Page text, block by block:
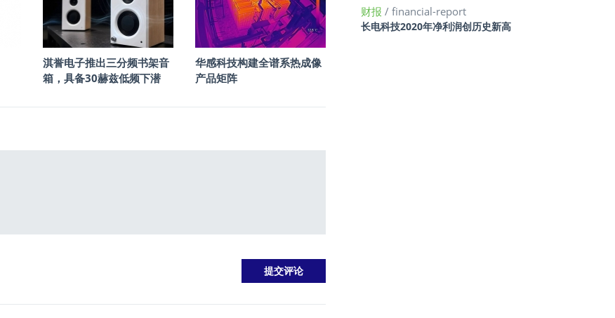
淇誉电子推出三分频书架音
箱，具备30赫兹低频下潜
华感科技构建全谱系热成像
产品矩阵
财报 / financial-report
长电科技2020年净利润创历史新高